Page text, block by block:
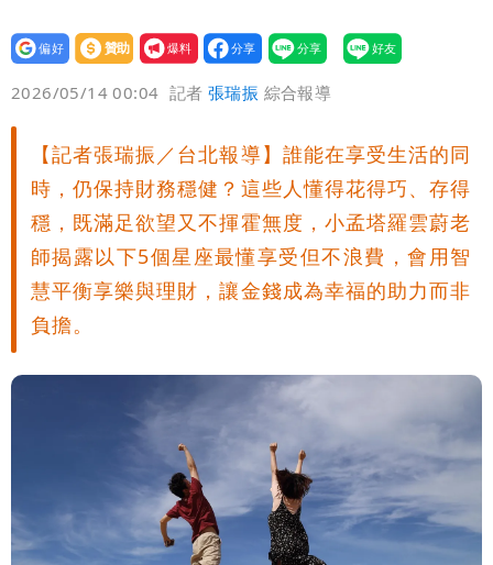
設為
贊助
我要
爆料
2026/05/14 00:04 記者張瑞振 綜合報導
【記者張瑞振／台北報導】誰能在享受生活的同
時，仍保持財務穩健？這些人懂得花得巧、存得
穩，既滿足欲望又不揮霍無度，小孟塔羅雲蔚老
師揭露以下5個星座最懂享受但不浪費，會用智
慧平衡享樂與理財，讓金錢成為幸福的助力而非
負擔。